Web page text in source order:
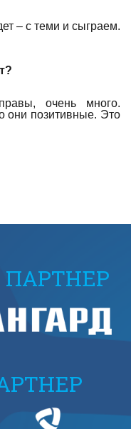
– с теми и сыграем.
очень много.
они позитивные. Это